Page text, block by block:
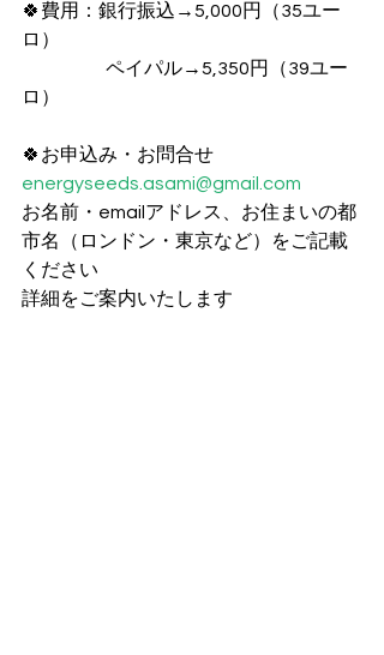
🍀費用：銀行振込→5,000円（35ユー
ロ）
ペイパル→5,350円（39ユー
ロ）
🍀お申込み・お問合せ
energyseeds.asami@gmail.com
お名前・emailアドレス、お住まいの都
市名（ロンドン・東京など）をご記載
ください
詳細をご案内いたします